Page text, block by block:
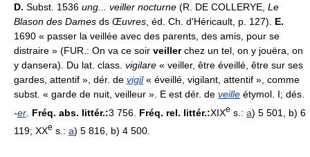
D. Subst. 1536 ung... veiller nocturne (R. DE COLLERYE, Le
Blason des Dames ds Œuvres , éd. Ch. d'Héricault, p. 127). E.
1690 « passer la veillée avec des parents, des amis, pour se
distraire » (FUR.: On va ce soir veillerchez un tel, on y jouëra, on
y dansera). Du lat. class. vigilare « veiller, être éveillé, être sur ses
gardes, attentif », dér. de vigil« éveillé, vigilant, attentif », comme
subst. « garde de nuit, veilleur ». E est dér. de veille étymol. I; dés.
-er Fréq. abs. littér.:3 756. Fréq. rel. littér.:XIXe s.: a) 5 501, b) 6
119; XXe s.: a) 5 816, b) 4 500.